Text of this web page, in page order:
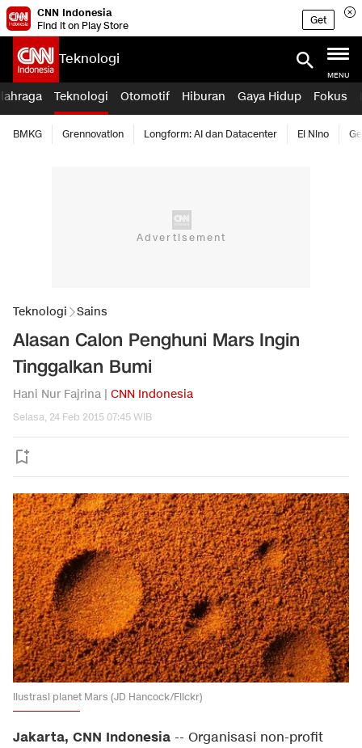
CNN Indonesia
Find it on Play Store
Get
Teknologi
MENU
Teknologi Otomotif Hiburan Gaya Hidup Fokus
BMKG Grennovation Longform: AI dan Datacenter El Nino
Teknologi Sains
Alasan Calon Penghuni Mars Ingin
Tinggalkan Bumi
Hani Nur Fajrina | CNN Indonesia
Selasa, 24 Feb 2015 07:45 WIB
Ilustrasi planet Mars (JD Hancock/Flickr)
Jakarta, CNN Indonesia -- Organisasi non-profit